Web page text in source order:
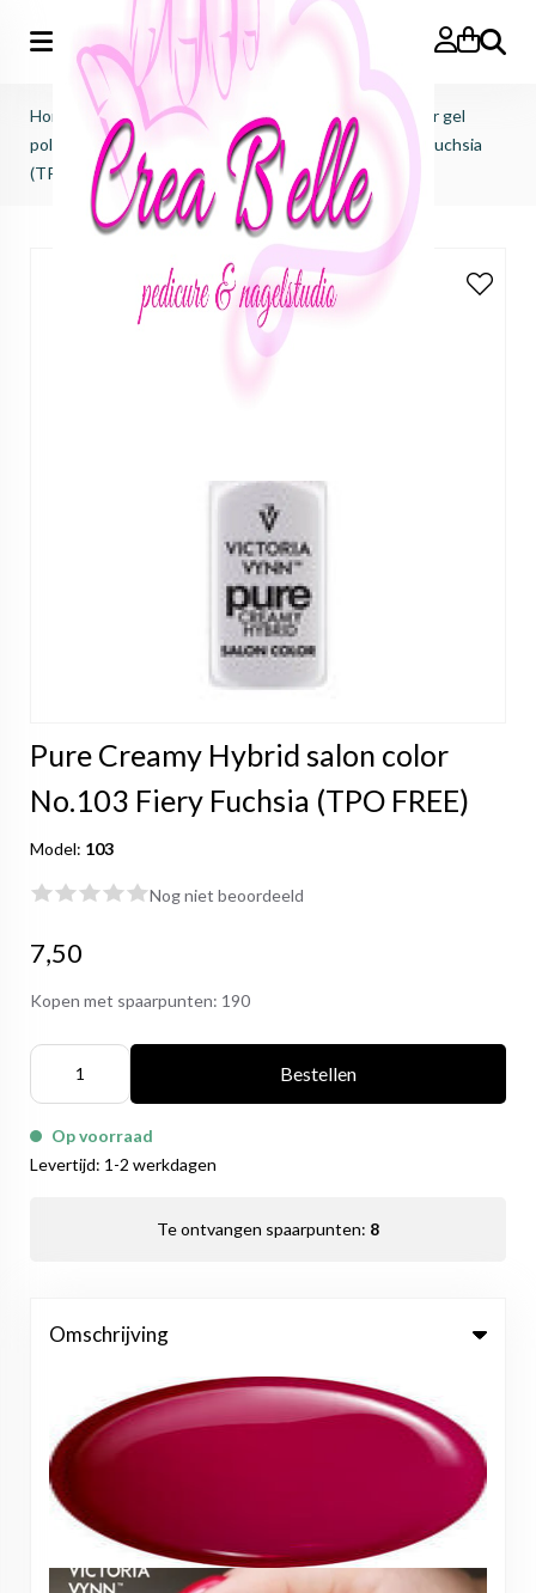
Zoeken
Home Victoria Vynn>
Pure creamy hybrid salon color gel
polish
Pure Creamy Hybrid salon color No.103 Fiery Fuchsia
(TPO FREE)
Pure Creamy Hybrid salon color
No.103 Fiery Fuchsia (TPO FREE)
Model: 103
Nog niet beoordeeld
7,50
Kopen met spaarpunten: 190
Bestellen
Op voorraad
Levertijd: 1-2 werkdagen
Te ontvangen spaarpunten: 8
Omschrijving